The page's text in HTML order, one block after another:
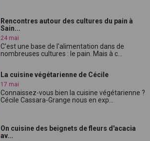
Rencontres autour des cultures du pain à
Sain...
24 mai
C'est une base de l'alimentation dans de
nombreuses cultures : le pain. Mais à c...
La cuisine végétarienne de Cécile
17 mai
Connaissez-vous bien la cuisine végétarienne ?
Cécile Cassara-Grange nous en exp...
On cuisine des beignets de fleurs d'acacia
av...